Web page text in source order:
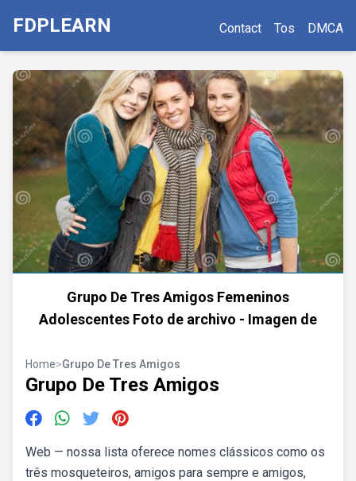
FDPLEARN Contact Tos DMCA
Grupo De Tres Amigos Femeninos
Adolescentes Foto de archivo - Imagen de
Home>Grupo De Tres Amigos
Grupo De Tres Amigos
Web — nossa lista oferece nomes clássicos como os
três mosqueteiros, amigos para sempre e amigos,